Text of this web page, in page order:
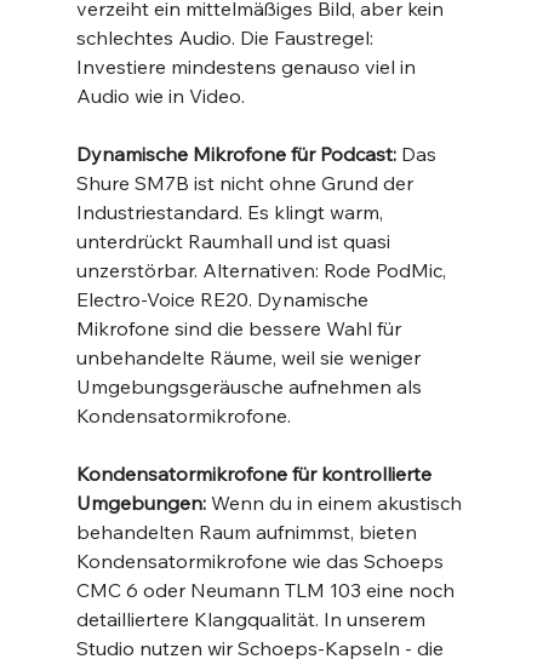
verzeiht ein mittelmäßiges Bild, aber kein
schlechtes Audio. Die Faustregel:
Investiere mindestens genauso viel in
Audio wie in Video.
Dynamische Mikrofone für Podcast: Das
Shure SM7B ist nicht ohne Grund der
Industriestandard. Es klingt warm,
unterdrückt Raumhall und ist quasi
unzerstörbar. Alternativen: Rode PodMic,
Electro-Voice RE20. Dynamische
Mikrofone sind die bessere Wahl für
unbehandelte Räume, weil sie weniger
Umgebungsgeräusche aufnehmen als
Kondensatormikrofone.
Kondensatormikrofone für kontrollierte
Umgebungen: Wenn du in einem akustisch
behandelten Raum aufnimmst, bieten
Kondensatormikrofone wie das Schoeps
CMC 6 oder Neumann TLM 103 eine noch
detailliertere Klangqualität. In unserem
Studio nutzen wir Schoeps-Kapseln - die